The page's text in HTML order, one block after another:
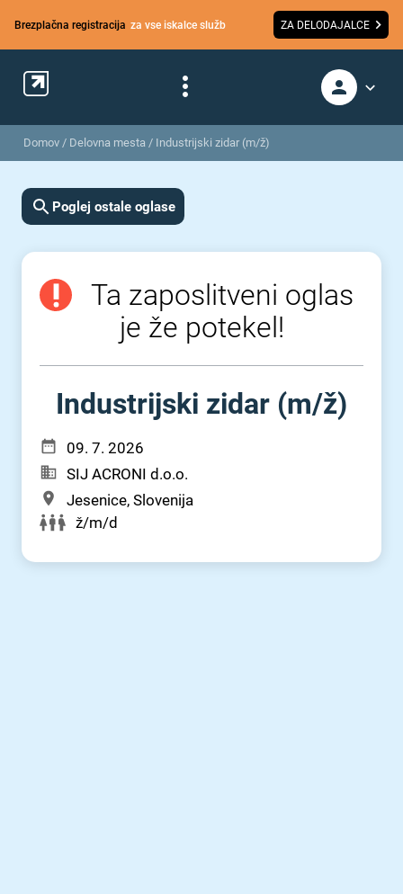
Brezplačna registracija za vse iskalce služb ZA DELODAJALCE
Domov / Delovna mesta / Industrijski zidar (m/ž)
Poglej ostale oglase
Ta zaposlitveni oglas
je že potekel!
Industrijski zidar (m⁠/⁠ž)
09. 7. 2026
SIJ ACRONI d.o.o.
Jesenice, Slovenija
ž/m/d